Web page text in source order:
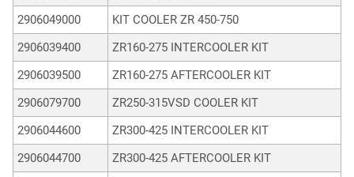
2906049000
KIT COOLER ZR 450-750
2906039400
ZR160-275 INTERCOOLER KIT
2906039500
ZR160-275 AFTERCOOLER KIT
2906079700
ZR250-315VSD COOLER KIT
2906044600
ZR300-425 INTERCOOLER KIT
2906044700
ZR300-425 AFTERCOOLER KIT